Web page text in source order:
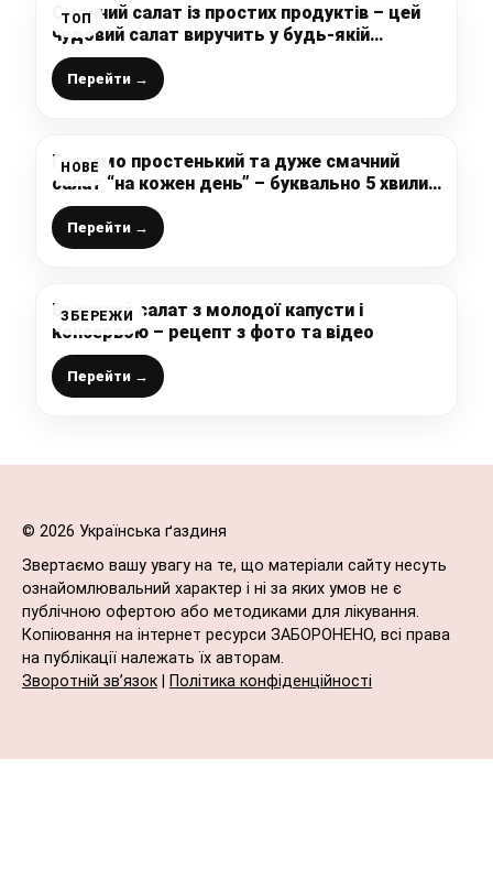
ТОП
Смачний салат із простих продуктів – цей
чудовий салат виручить у будь-якій
ситуації
Перейти →
НОВЕ
Готуємо простенький та дуже смачний
салат “на кожен день” – буквально 5 хвилин
вашого часу і страва готова
Перейти →
ЗБЕРЕЖИ
Весняний салат з молодої капусти і
консервою – рецепт з фото та відео
Перейти →
© 2026 Українська ґаздиня
Звертаємо вашу увагу на те, що матеріали сайту несуть
ознайомлювальний характер і ні за яких умов не є
публічною офертою або методиками для лікування.
Копіювання на інтернет ресурси ЗАБОРОНЕНО, всі права
на публікації належать їх авторам.
Зворотній зв’язок
Політика конфіденційності